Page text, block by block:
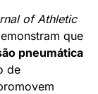
of Athletic
que
pneumática
de